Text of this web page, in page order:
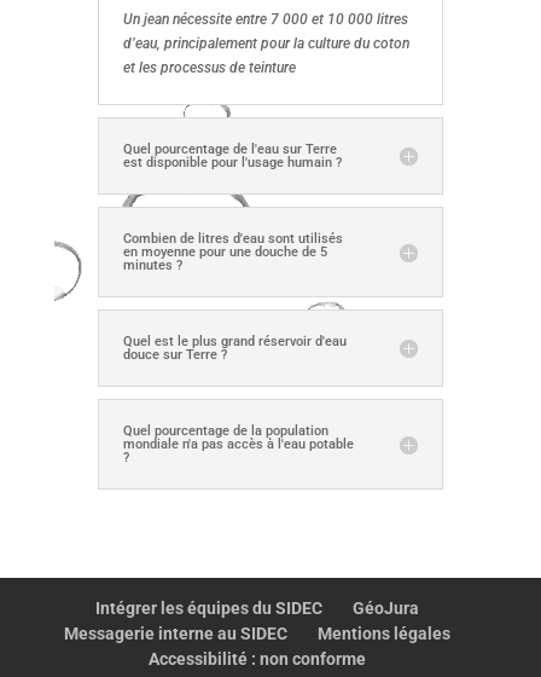
Un jean nécessite entre 7 000 et 10 000 litres
d’eau, principalement pour la culture du coton
et les processus de teinture
Quel pourcentage de l'eau sur Terre
est disponible pour l'usage humain ?
Combien de litres d'eau sont utilisés
en moyenne pour une douche de 5
minutes ?
Quel est le plus grand réservoir d'eau
douce sur Terre ?
Quel pourcentage de la population
mondiale n'a pas accès à l'eau potable
?
Intégrer les équipes du SIDEC
GéoJura
Messagerie interne au SIDEC
Mentions légales
Accessibilité : non conforme